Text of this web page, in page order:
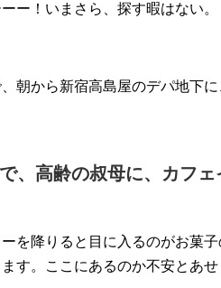
ー！いまさら、探す暇はない。
朝から新宿高島屋のデパ地下に
、高齢の叔母に、カフ
を降りると目に入るのがお菓
す。ここにあるのか不安とあ